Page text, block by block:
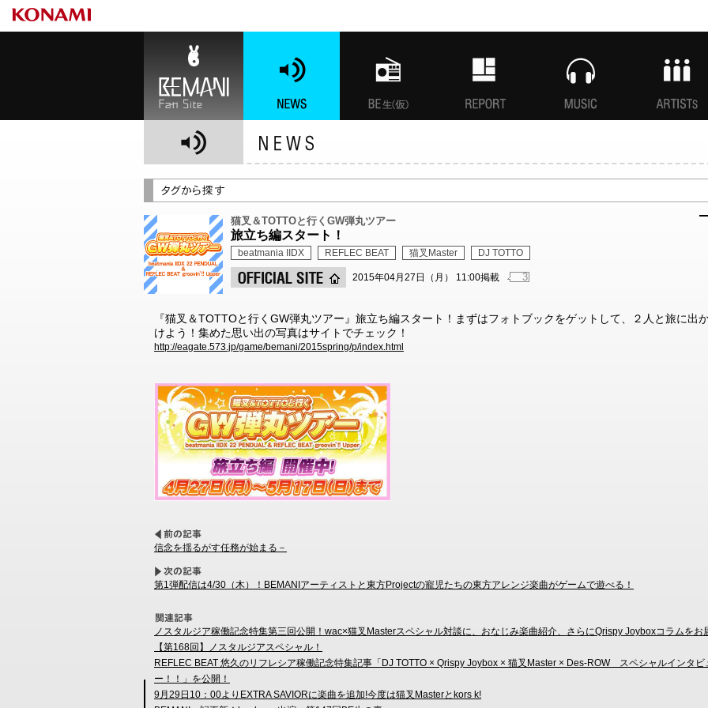
猫叉＆TOTTOと行くGW弾丸ツアー
旅立ち編スタート！
beatmania IIDX REFLEC BEAT 猫叉Master DJ TOTTO
2015年04月27日（月） 11:00掲載 3
『猫叉＆TOTTOと行くGW弾丸ツアー』旅立ち編スタート！まずはフォトブックをゲットして、２人と旅に出
けよう！集めた思い出の写真はサイトでチェック！
http://eagate.573.jp/game/bemani/2015spring/p/index.html
信念を揺るがす任務が始まる－
第1弾配信は4/30（木）！BEMANIアーティストと東方Projectの寵児たちの東方アレンジ楽曲がゲームで遊べる！
ノスタルジア稼働記念特集第三回公開！wac×猫叉Masterスペシャル対談に、おなじみ楽曲紹介、さらにQrispy Joyboxコラムをお
【第168回】ノスタルジアスペシャル！
REFLEC BEAT 悠久のリフレシア稼働記念特集記事「DJ TOTTO × Qrispy Joybox × 猫叉Master × Des-ROW スペシャルインタビ
ー！！」を公開！
9月29日10：00よりEXTRA SAVIORに楽曲を追加!今度は猫叉Masterとkors k!